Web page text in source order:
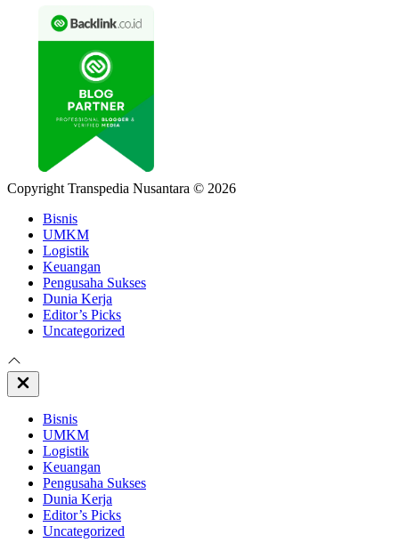
Copyright Transpedia Nusantara © 2026
Bisnis
UMKM
Logistik
Keuangan
Pengusaha Sukses
Dunia Kerja
Editor’s Picks
Uncategorized
Close
Off
Bisnis
UMKM
Logistik
Keuangan
Pengusaha Sukses
Dunia Kerja
Editor’s Picks
Uncategorized